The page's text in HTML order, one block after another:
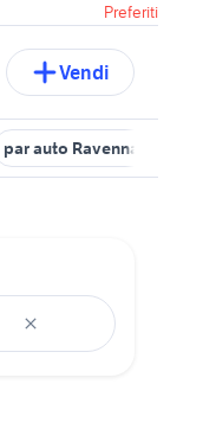
Preferiti
Vendi
par auto Ravenna